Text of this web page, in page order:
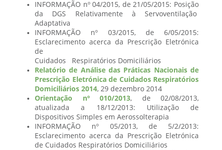
INFORMAÇÃO nº 04/2015, de 21/05/2015: Posição
da DGS Relativamente à Servoventilação
Adaptativa
INFORMAÇÃO nº 03/2015, de 6/05/2015:
Esclarecimento acerca da Prescrição Eletrónica
de
Cuidados Respiratórios Domiciliários
Relatório de Análise das Práticas Nacionais de
Prescrição Eletrónica de Cuidados Respiratórios
Domiciliários 2014, 29 dezembro 2014
Orientação nº 010/2013, de 02/08/2013,
atualizada a 18/12/2013: Utilização de
Dispositivos Simples em Aerossolterapia
INFORMAÇÃO nº 05/2013, de 5/2/2013:
Esclarecimento acerca da Prescrição Eletrónica
de Cuidados Respiratórios Domiciliários